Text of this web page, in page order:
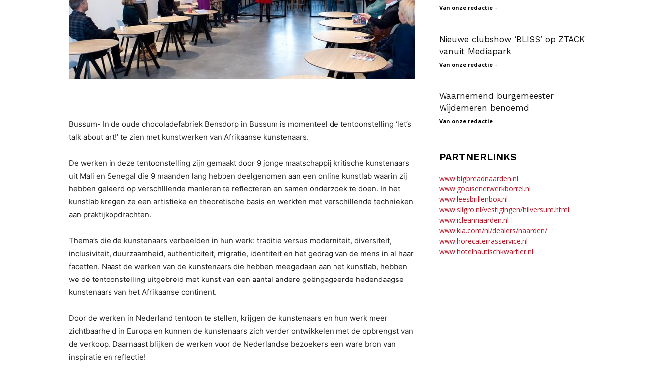
Bussum- In de oude chocoladefabriek Bensdorp in Bussum is momenteel de tentoonstelling ‘let’s
talk about art!’ te zien met kunstwerken van Afrikaanse kunstenaars.
De werken in deze tentoonstelling zijn gemaakt door 9 jonge maatschappij kritische kunstenaars
uit Mali en Senegal die 9 maanden lang hebben deelgenomen aan een online kunstlab waarin zij
hebben geleerd op verschillende manieren te reflecteren en samen onderzoek te doen. In het
kunstlab kregen ze een artistieke en theoretische basis en werkten met verschillende technieken
aan praktijkopdrachten.
Thema’s die de kunstenaars verbeelden in hun werk: traditie versus moderniteit, diversiteit,
inclusiviteit, duurzaamheid, authenticiteit, migratie, identiteit en het gedrag van de mens in al haar
facetten. Naast de werken van de kunstenaars die hebben meegedaan aan het kunstlab, hebben
we de tentoonstelling uitgebreid met kunst van een aantal andere geëngageerde hedendaagse
kunstenaars van het Afrikaanse continent.
Door de werken in Nederland tentoon te stellen, krijgen de kunstenaars en hun werk meer
zichtbaarheid in Europa en kunnen de kunstenaars zich verder ontwikkelen met de opbrengst van
de verkoop. Daarnaast blijken de werken voor de Nederlandse bezoekers een ware bron van
inspiratie en reflectie!
Van onze redactie -
Nieuwe clubshow ‘BLISS’ op ZTACK
vanuit Mediapark
Van onze redactie -
Waarnemend burgemeester
Wijdemeren benoemd
Van onze redactie -
PARTNERLINKS
www.bigbreadnaarden.nl
www.gooisenetwerkborrel.nl
www.leesbrillenbox.nl
www.sligro.nl/vestigingen/hilversum.html
www.icleannaarden.nl
www.kia.com/nl/dealers/naarden/
www.horecaterrasservice.nl
www.hotelnautischkwartier.nl